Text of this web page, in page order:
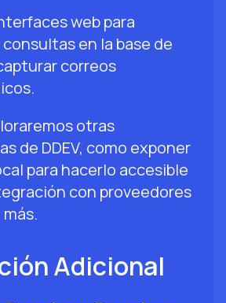
web para
en la base de
correos
otras
de DDEV, como exponer
para hacerlo accesible
con proveedores
Adicional